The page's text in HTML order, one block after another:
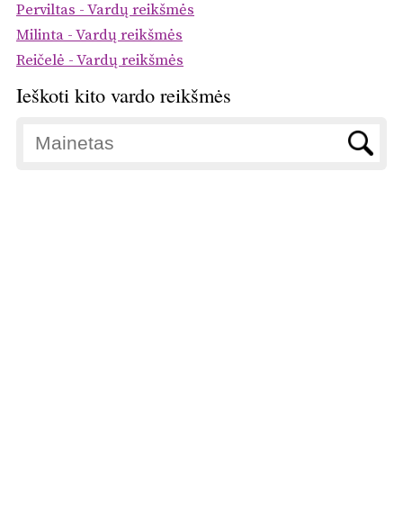
Perviltas - Vardų reikšmės
Milinta - Vardų reikšmės
Reičelė - Vardų reikšmės
Ieškoti kito vardo reikšmės